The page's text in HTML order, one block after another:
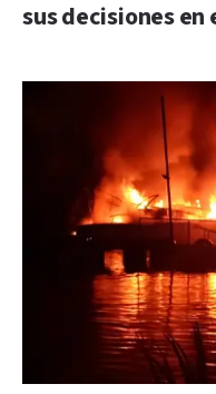
sus decisiones en